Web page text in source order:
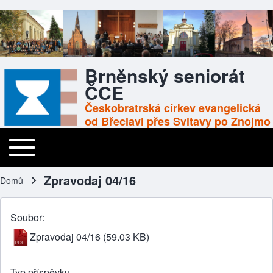
Brněnský seniorát
ČCE
Českobratrská církev evangelická
od Břeclavi přes Svitavy po Znojmo
Main navigation
Toggle main menu
Drobečková navigace
Domů Zpravodaj 04/16
Soubor
Zpravodaj 04/16 (59.03 KB)